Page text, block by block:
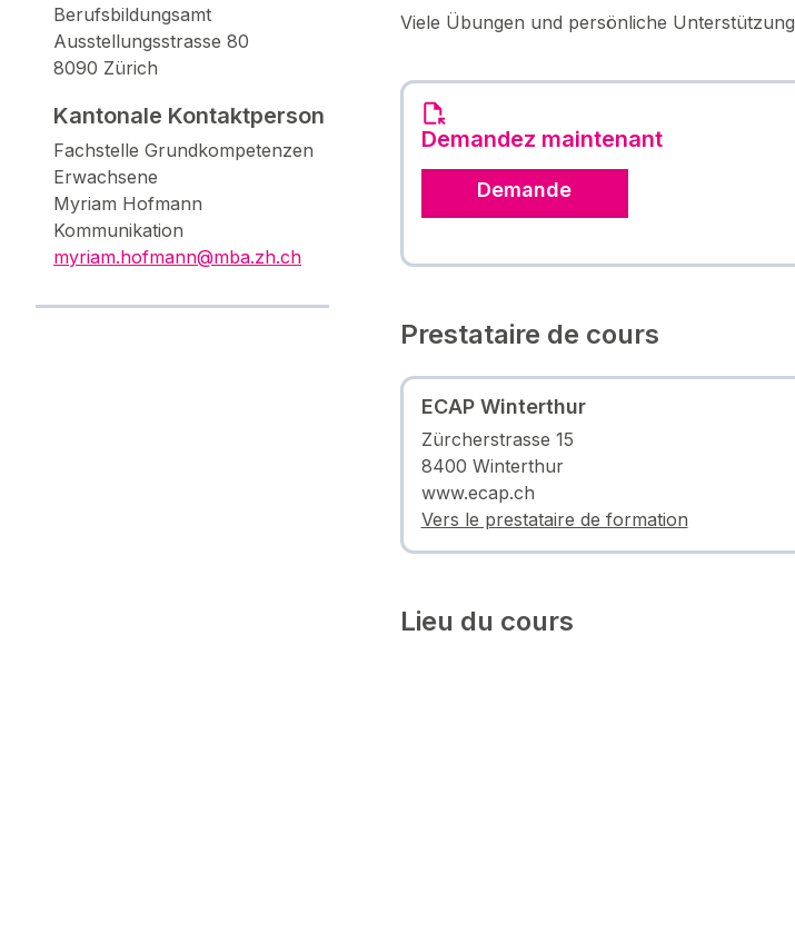
Berufsbildungsamt
Ausstellungsstrasse 80
8090 Zürich
Kantonale Kontaktperson
Fachstelle Grundkompetenzen
Erwachsene
Myriam Hofmann
Kommunikation
myriam.hofmann@mba.zh.ch
Viele Übungen und persönliche Unterstützung
Demandez maintenant
Demande
Prestataire de cours
ECAP Winterthur
Zürcherstrasse 15
8400 Winterthur
www.ecap.ch
Vers le prestataire de formation
Lieu du cours